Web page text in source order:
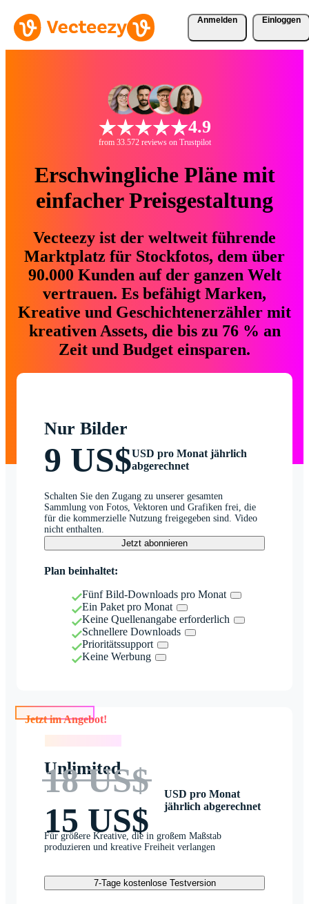
Anmelden Einloggen
4.9
from 33.572 reviews on Trustpilot
Erschwingliche Pläne mit
einfacher Preisgestaltung
Vecteezy ist der weltweit führende
Marktplatz für Stockfotos, dem über
90.000 Kunden auf der ganzen Welt
vertrauen. Es befähigt Marken,
Kreative und Geschichtenerzähler mit
kreativen Assets, die bis zu 76 % an
Zeit und Budget einsparen.
Nur Bilder
9 US$USD pro Monat jährlich
abgerechnet
Schalten Sie den Zugang zu unserer gesamten
Sammlung von Fotos, Vektoren und Grafiken frei, die
für die kommerzielle Nutzung freigegeben sind. Video
nicht enthalten.
Jetzt abonnieren
Plan beinhaltet:
Fünf Bild-Downloads pro Monat
Ein Paket pro Monat
Keine Quellenangabe erforderlich
Schnellere Downloads
Prioritätssupport
Keine Werbung
Jetzt im Angebot!
Unlimited
18 US$
15 US$
USD pro Monat
jährlich abgerechnet
Für größere Kreative, die in großem Maßstab
produzieren und kreative Freiheit verlangen
7-Tage kostenlose Testversion